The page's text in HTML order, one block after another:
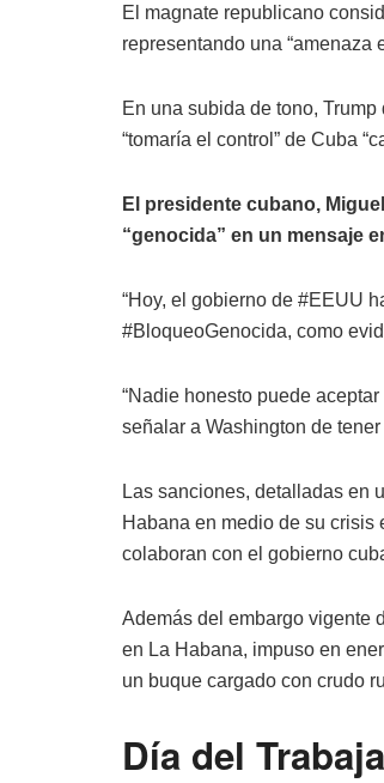
El magnate republicano
representando una “amenaza
En una subida de tono,
“tomaría el control” de Cuba
El presidente cubano,
“genocida” en un mensaje
“Hoy, el gobierno de #EEUU
#BloqueoGenocida, como
“Nadie honesto puede
señalar a Washington de
Las sanciones, detalladas en
Habana en medio de su
colaboran con el gobierno
Además del embargo vigente
en La Habana, impuso en
un buque cargado con crudo
Día del